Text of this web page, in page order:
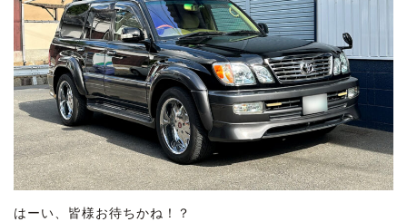
はーい、皆様お待ちかね！？